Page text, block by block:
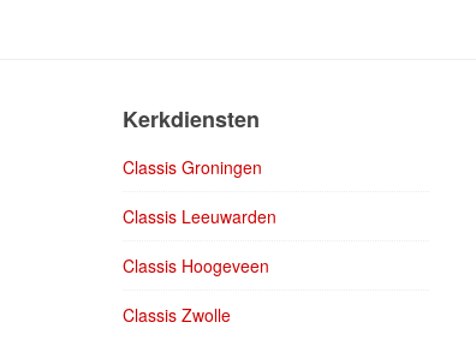
Kerkdiensten
Classis Groningen
Classis Leeuwarden
Classis Hoogeveen
Classis Zwolle